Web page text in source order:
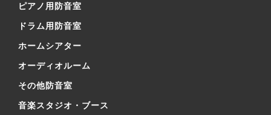
ピアノ用防音室
ドラム用防音室
ホームシアター
オーディオルーム
その他防音室
音楽スタジオ・ブース